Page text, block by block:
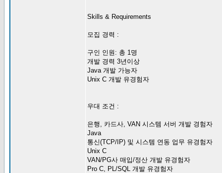
Skills & Requirements
모집 경력 :
구인 인원: 총 1명
개발 경력 3년이상
Java 개발 가능자
Unix C 개발 유경험자
우대 조건 :
은행, 카드사, VAN 시스템 서버 개발 경험자
Java
통신(TCP/IP) 및 시스템 연동 업무 유경험자
Unix C
VAN/PG사 매입/정산 개발 유경험자
Pro C, PL/SQL 개발 유경험자